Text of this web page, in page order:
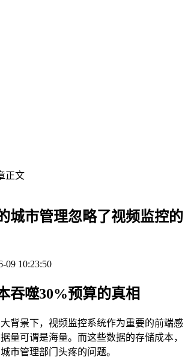
正文
城市管理忽略了视频监控的
09 10:23:50
吞噬30%预算的真相
背景下，视频监控系统作为重要的前端感
量可谓是海量。而这些数据的存储成本，
市管理部门头疼的问题。